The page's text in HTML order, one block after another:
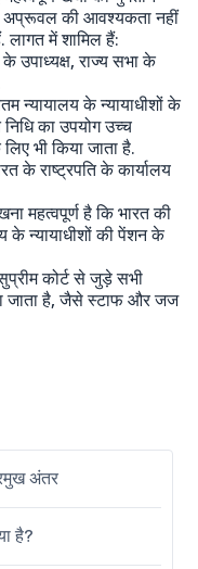
अप्रूवल की आवश्यकता नहीं
लागत में शामिल हैं:
उपाध्यक्ष, राज्य सभा के
न्यायालय के न्यायाधीशों के
का उपयोग उच्च
भी किया जाता है.
के राष्ट्रपति के कार्यालय
महत्वपूर्ण है कि भारत की
के न्यायाधीशों की पेंशन के
कोर्ट से जुड़े सभी
जाता है, जैसे स्टाफ और जज
अंतर
है?